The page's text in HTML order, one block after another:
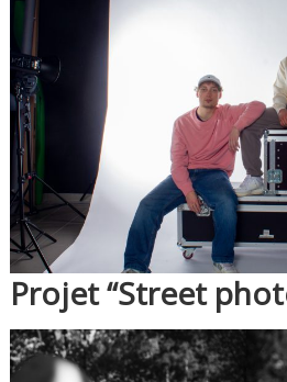
Projet “Street